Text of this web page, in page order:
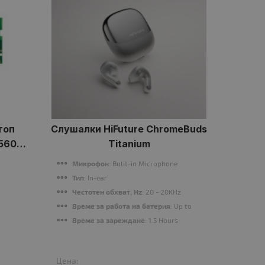
Слушалки HiFuture ChromeBuds
Titanium
Микрофон: Bulit-in Microphone
Тип: In-ear
Честотен обхват, Hz: 20 - 20KHz
Време за работа на батерия: Up to 30 Hours
Време за зареждане: 1.5 Hours
Цена: